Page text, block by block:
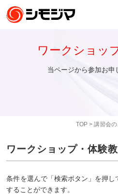
TOP> 講習会
ワークショッ
当ページから参加お申
ワークショップ・体験
条件を選んで「検索ボタン」を押
することができます。